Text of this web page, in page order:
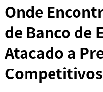
Onde
de Banco de
Atacado a